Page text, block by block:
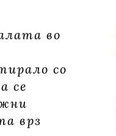
во
со
се
врз